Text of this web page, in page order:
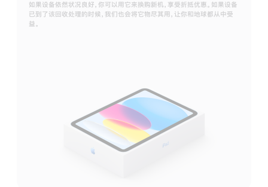
如果设备依然状况良好，你可以用它来换购新机，享受折抵优惠。如果设备
已到了该回收处理的时候，我们也会将它物尽其用，让你和地球都从中受
益。